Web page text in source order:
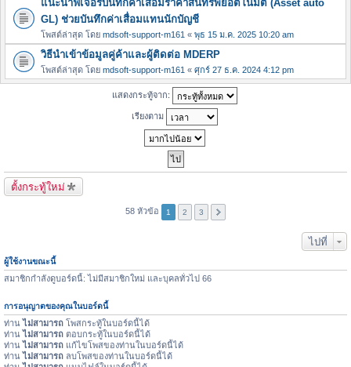
แนะนำฟิเจอร์บันทึกค่าเสื่อมราคาสินทรัพย์อัตโนมัติ (Asset auto
GL) ช่วยบันทึกค่าเสื่อมแทนนักบัญชี
โพสต์ล่าสุด โดย mdsoft-support-m161 « พุธ 15 ม.ค. 2025 10:20 am
วิธีนำเข้าข้อมูลคู่ค้าและผู้ติดต่อ MDERP
โพสต์ล่าสุด โดย mdsoft-support-m161 « ศุกร์ 27 ธ.ค. 2024 4:12 pm
แสดงกระทู้จาก:
เรียงตาม
ตั้งกระทู้ใหม่
58 หัวข้อ 1 2 3
ไปที่
ผู้ใช้งานขณะนี้
สมาชิกกำลังดูบอร์ดนี้: ไม่มีสมาชิกใหม่ และบุคลทั่วไป 66
การอนุญาตของคุณในบอร์ดนี้
ท่านไม่สามารถ โพสกระทู้ในบอร์ดนี้ได้
ท่านไม่สามารถ ตอบกระทู้ในบอร์ดนี้ได้
ท่านไม่สามารถ แก้ไขโพสของท่านในบอร์ดนี้ได้
ท่านไม่สามารถ ลบโพสของท่านในบอร์ดนี้ได้